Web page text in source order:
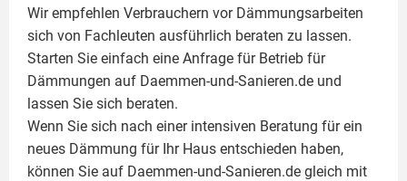
Wir empfehlen Verbrauchern vor Dämmungsarbeiten
sich von Fachleuten ausführlich beraten zu lassen.
Starten Sie einfach eine Anfrage für Betrieb für
Dämmungen auf Daemmen-und-Sanieren.de und
lassen Sie sich beraten.
Wenn Sie sich nach einer intensiven Beratung für ein
neues Dämmung für Ihr Haus entschieden haben,
können Sie auf Daemmen-und-Sanieren.de gleich mit